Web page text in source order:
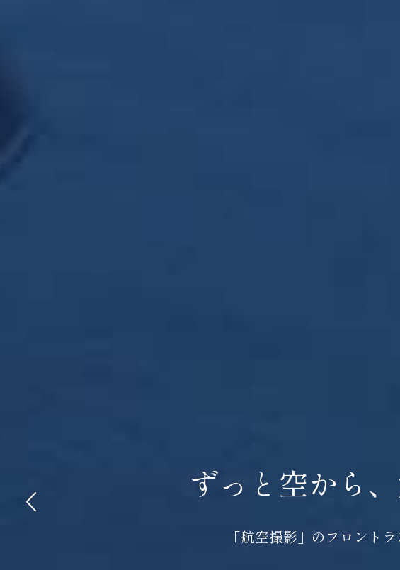
ずっと空から
「航空撮影」のフロント